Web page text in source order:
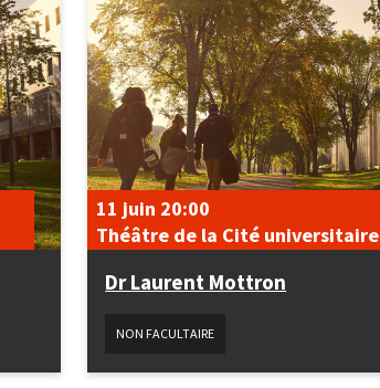
Dr Laurent Mottron
11 juin 20:00
Théâtre de la Cité universitaire
NON FACULTAIRE